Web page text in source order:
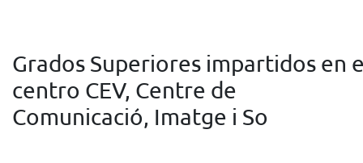
Grados Superiores impartidos en
centro CEV, Centre de
Comunicació, Imatge i So